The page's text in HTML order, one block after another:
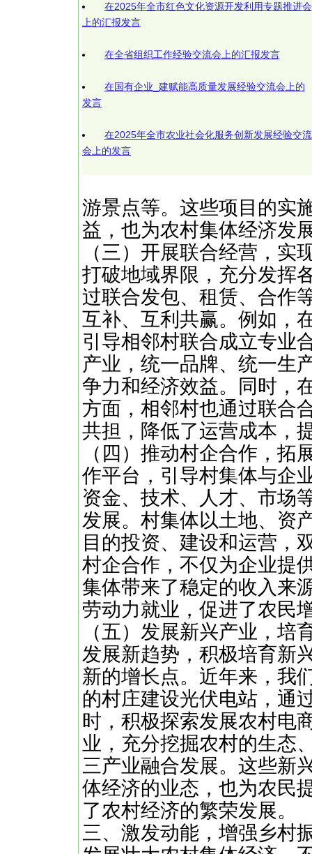
在2025年全市红色文化资源开发利用专题推进会
上的汇报发言
在全省组织工作经验交流会上的汇报发言
在国有企业_建赋能高质量发展经验交流会上的
发言
在2025年全市农业社会化服务创新发展经验交流
会上的发言
游景点等。这些项目的实
益，也为农村集体经济发
（三）开展联合经营，实
打破地域界限，充分发挥
过联合发包、租赁、合作
互补、互利共赢。例如，
引导相邻村联合成立专业
产业，统一品牌、统一生
争力和经济效益。同时，
方面，相邻村也通过联合
共担，降低了运营成本，
（四）推动村企合作，拓
作平台，引导村集体与企
资金、技术、人才、市场
发展。村集体以土地、资
目的投资、建设和运营，
村企合作，不仅为企业提
集体带来了稳定的收入来
劳动力就业，促进了农民
（五）发展新兴产业，培
发展新趋势，积极培育新
新的增长点。近年来，我
的村庄建设光伏电站，通
时，积极探索发展农村电
业，充分挖掘农村的生态
三产业融合发展。这些新
体经济的业态，也为农民
了农村经济的繁荣发展。
三、激发动能，增强乡村